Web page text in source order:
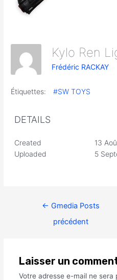
Frédéric RACKAY
Étiquettes: #SW TOYS
DETAILS
Created
13
Uploaded
5
← Gmedia Posts
précédent
Laisser un
Votre adresse e-mail ne sera